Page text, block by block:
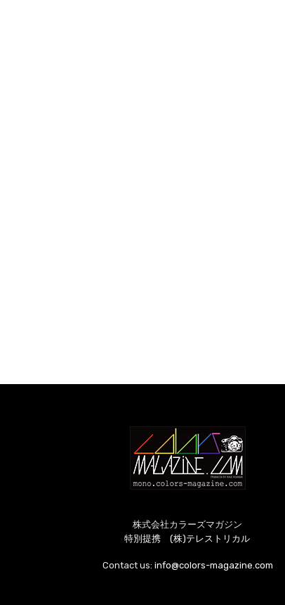
株式会社カラーズマガジン
特別提携 (株)テレストリカル
Contact us: info@colors-magazine.com